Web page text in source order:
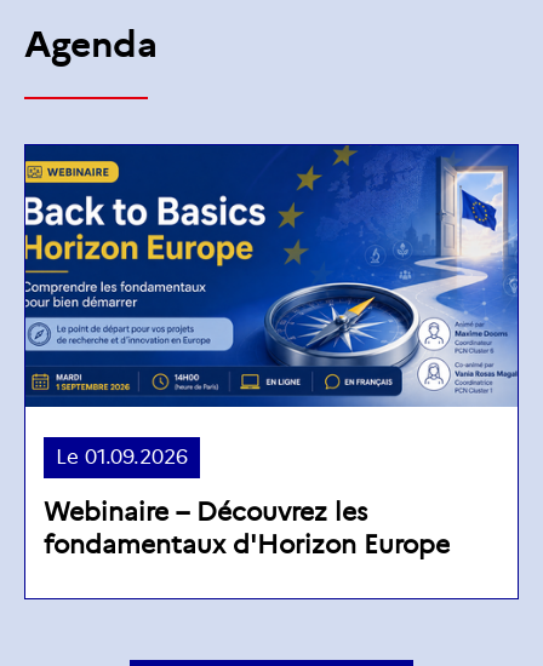
Agenda
Le 01.09.2026
Webinaire – Découvrez les
fondamentaux d'Horizon Europe